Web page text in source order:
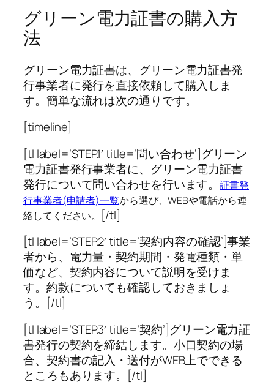
グリーン電力証書の購入方
法
グリーン電力証書は、グリーン電力証書発
行事業者に発行を直接依頼して購入しま
す。簡単な流れは次の通りです。
[timeline]
[tl label=’STEP.1′ title=’問い合わせ’]グリーン
電力証書発行事業者に、グリーン電力証書
発行について問い合わせを行います。証書発
行事業者(申請者)一覧から選び、WEBや電話から連
絡してください。 [/tl]
[tl label=’STEP.2′ title=’契約内容の確認’]事業
者から、電力量・契約期間・発電種類・単
価など、契約内容について説明を受けま
す。約款についても確認しておきましょ
う。[/tl]
[tl label=’STEP.3′ title=’契約’]グリーン電力証
書発行の契約を締結します。小口契約の場
合、契約書の記入・送付がWEB上でできる
ところもあります。[/tl]